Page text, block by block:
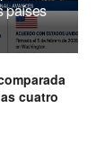
países
cuatro